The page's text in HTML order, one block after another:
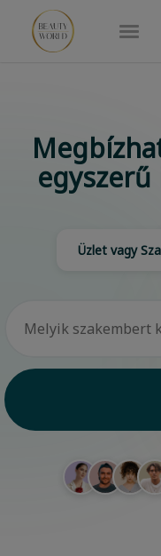
Üzlet vagy